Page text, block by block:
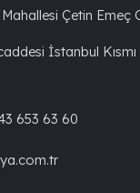
Çetin Emeç
İstanbul
653 63 60